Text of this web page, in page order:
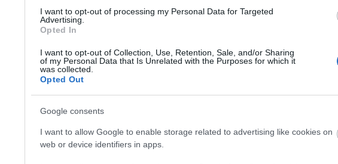
I want to opt-out of processing my Personal Data for Targeted
Advertising.
Opted In
I want to opt-out of Collection, Use, Retention, Sale, and/or Sharing
of my Personal Data that Is Unrelated with the Purposes for which it
was collected.
Opted Out
Google consents
I want to allow Google to enable storage related to advertising like cookies on
web or device identifiers in apps.
budapest szobor
tersanszkyjeno
is
A